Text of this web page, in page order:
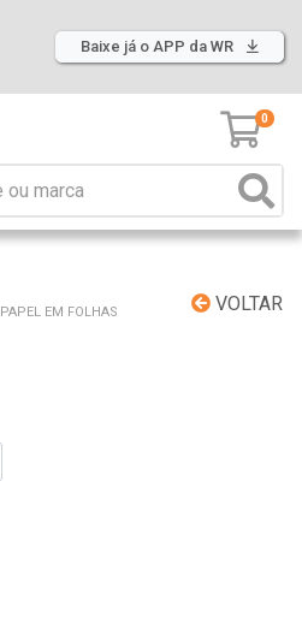
Baixe já o APP da WR
0
VOLTAR
PAPEL EM FOLHAS